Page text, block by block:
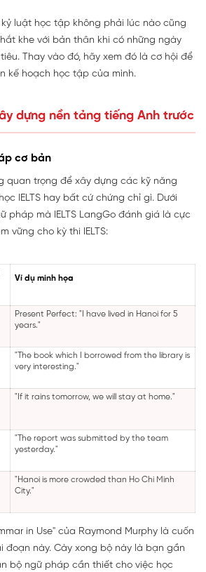
kỷ luật học tập không phải lúc nào cũng
khe với bản thân khi có những ngày
Thay vào đó, hãy xem đó là cơ hội để
kế hoạch học tập của mình.
dựng nền tảng tiếng Anh trước
cơ bản
quan trọng để xây dựng các kỹ năng
IELTS hay bất cứ chứng chỉ gì. Dưới
pháp mà IELTS LangGo đánh giá là cực
vững cho kỳ thi IELTS:
Ví dụ minh họa
Present Perfect: "I have lived in Hanoi for 5
years."
"The book which I borrowed from the library is
very interesting."
"If it rains tomorrow, we will stay at home."
"The report was submitted by the team
yesterday."
"Hanoi is more crowded than Ho Chi Minh
City."
in Use" của Raymond Murphy là cuốn
đoạn này. Cày xong bộ này là bạn gần
bộ ngữ pháp cần thiết cho việc học